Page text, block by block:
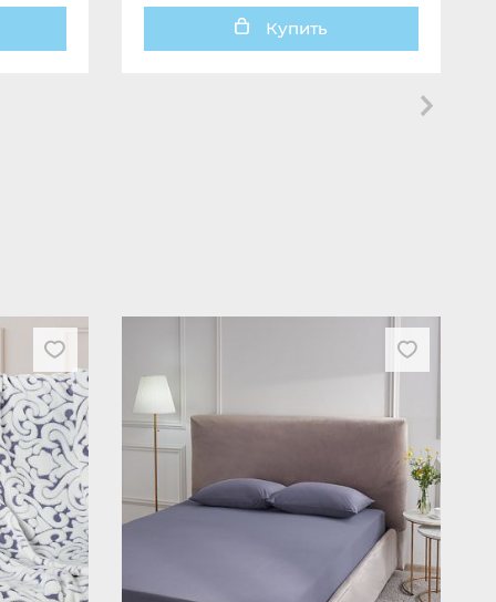
Купить